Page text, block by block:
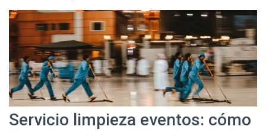
Servicio limpieza eventos: cómo